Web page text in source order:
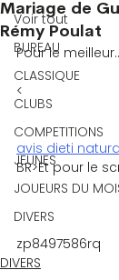
Voir tout
BUREAU
CLASSIQUE
CLUBS
COMPETITIONS
JEUNES
JOUEURS DU
DIVERS
Mariage de
Rémy Poulat
Pour le
<
avis dieti natura
BR>Et pour le
zp8497586rq
DIVERS